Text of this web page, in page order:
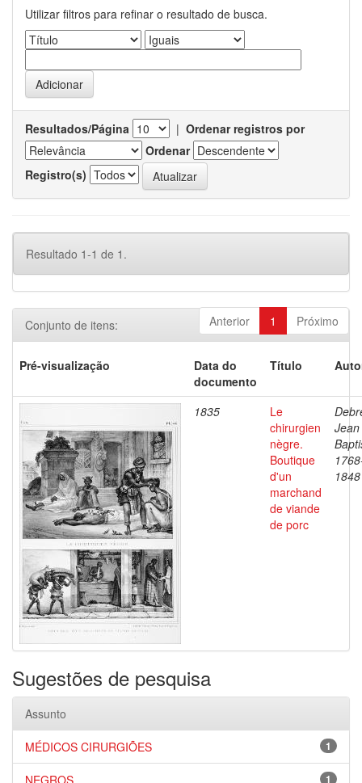
Utilizar filtros para refinar o resultado de busca.
Resultados/Página | Ordenar registros por
Ordenar
Registro(s)
Resultado 1-1 de 1.
Anterior 1 Próximo
Conjunto de itens:
Pré-visualização
Data do
documento
Título
1835
Le
chirurgien
nègre.
Boutique
d'un
marchand
de viande
de porc
Jean
1848
Sugestões de pesquisa
Assunto
1
MÉDICOS CIRURGIÕES
1
NEGROS